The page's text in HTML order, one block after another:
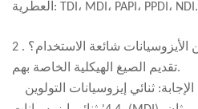
تجربة مستخدم أفضل.
العطرية: TDI، MDI، PAPI، PPDI، NDI.
2 . ما هي الأنواع المختلفة من الأيزوسيانات شائعة الاستخدام؟
تقديم الصيغ الهيكلية الخاصة بهم.